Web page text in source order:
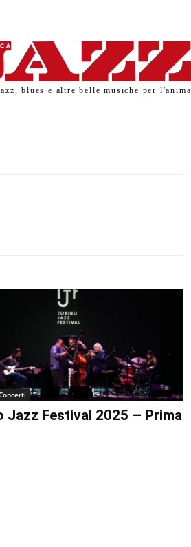
Jazz di luglio 2026 è
in edicola
blues e altre belle musiche per l'anima
Jazz Festival 2025 – Prima